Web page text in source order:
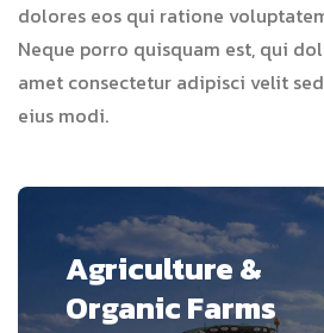
dolores eos qui ratione
Neque porro quisquam est, qui
amet consectetur adipisci velit
eius modi.
Agriculture &
Organic Farms